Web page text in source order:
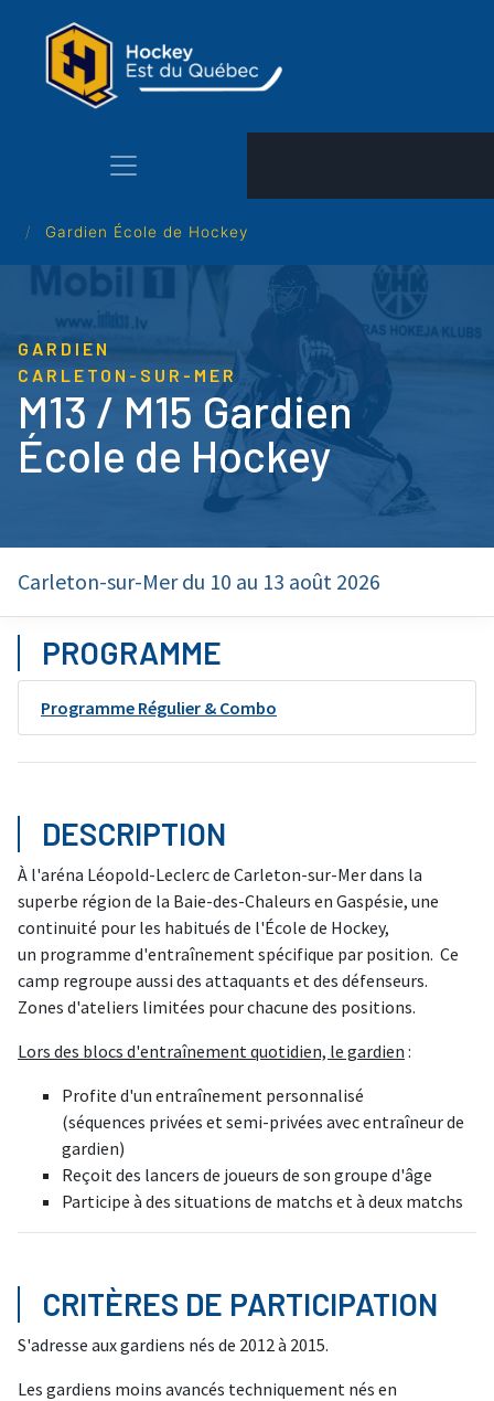
contenu
principal
Gardien École de Hockey
GARDIEN
CARLETON-SUR-MER
M13 / M15 Gardien
École de Hockey
Carleton-sur-Mer du 10 au 13 août 2026
PROGRAMME
Programme Régulier & Combo
DESCRIPTION
À l'aréna Léopold-Leclerc de Carleton-sur-Mer dans la
superbe région de la Baie-des-Chaleurs en Gaspésie, une
continuité pour les habitués de l'École de Hockey,
un programme d'entraînement spécifique par position. Ce
camp regroupe aussi des attaquants et des défenseurs.
Zones d'ateliers limitées pour chacune des positions.
Lors des blocs d'entraînement quotidien, le gardien :
Profite d'un entraînement personnalisé
(séquences privées et semi-privées avec entraîneur de
gardien)
Reçoit des lancers de joueurs de son groupe d'âge
Participe à des situations de matchs et à deux matchs
CRITÈRES DE PARTICIPATION
S'adresse aux gardiens nés de 2012 à 2015.
Les gardiens moins avancés techniquement nés en